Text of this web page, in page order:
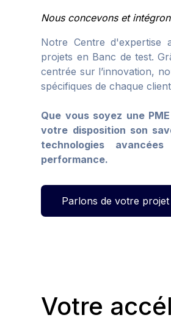
Nous concevons et
Notre Centre d'expertise
projets en Banc de test.
centrée sur l’innovation,
spécifiques de chaque
Que vous soyez une
votre disposition son
technologies
performance.
Parlons de votre projet
Votre